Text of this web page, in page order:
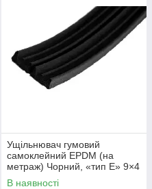
Ущільнювач гумовий
самоклейний EPDM (на
метраж) Чорний, «тип E» 9×4
мм
В наявності